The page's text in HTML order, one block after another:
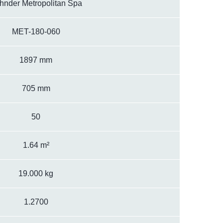
Metropolitan Spa
MET-180-060
1897 mm
705 mm
50
1.64 m²
19.000 kg
1.2700